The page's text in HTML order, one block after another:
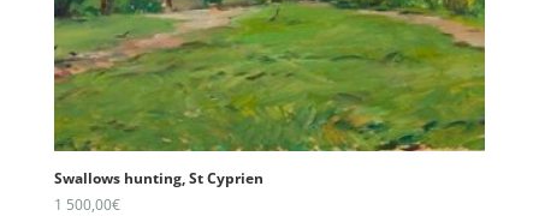
Swallows hunting, St Cyprien
1 500,00€